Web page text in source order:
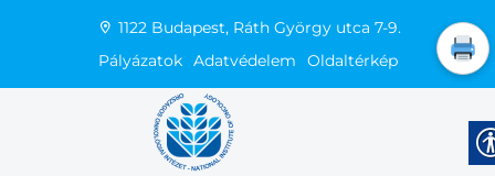
1122 Budapest, Ráth György utca 7-9.
Pályázatok Adatvédelem Oldaltérkép